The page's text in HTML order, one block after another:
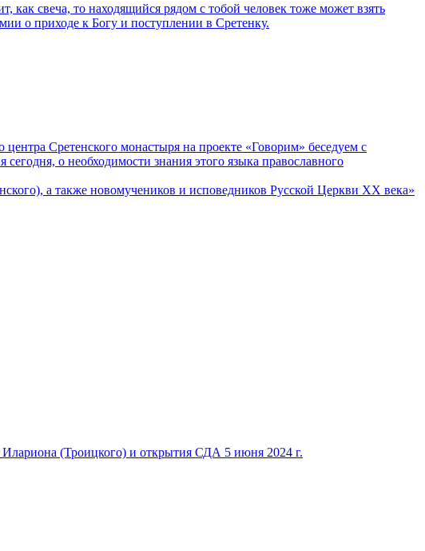
как свеча, то находящийся рядом с тобой человек тоже может взять
о приходе к Богу и поступлении в Сретенку.
центра Сретенского монастыря на проекте «Говорим» беседуем с
о необходимости знания этого языка православного
а также новомучеников и исповедников Русской Церкви ХХ века»
Илариона (Троицкого) и открытия СДА 5 июня 2024 г.